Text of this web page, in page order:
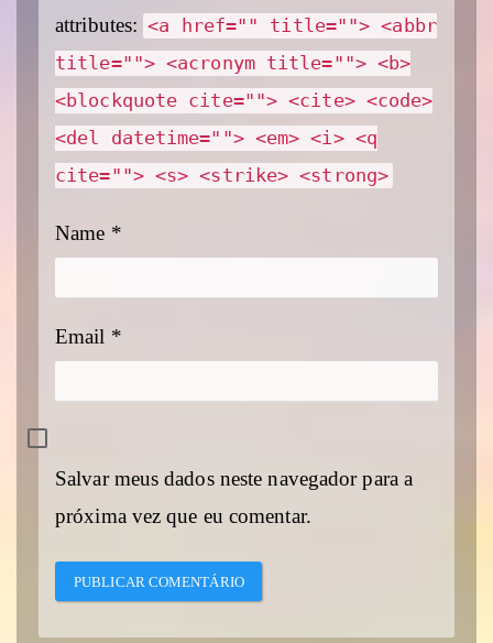
attributes: <a href="" title=""> <abbr
title=""> <acronym title=""> <b>
<blockquote cite=""> <cite> <code>
<del datetime=""> <em> <i> <q
cite=""> <s> <strike> <strong>
Name *
Email *
Salvar meus dados neste navegador para a
próxima vez que eu comentar.